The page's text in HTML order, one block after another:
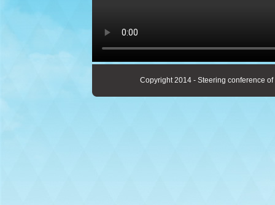
Copyright 2014 - Steering conference